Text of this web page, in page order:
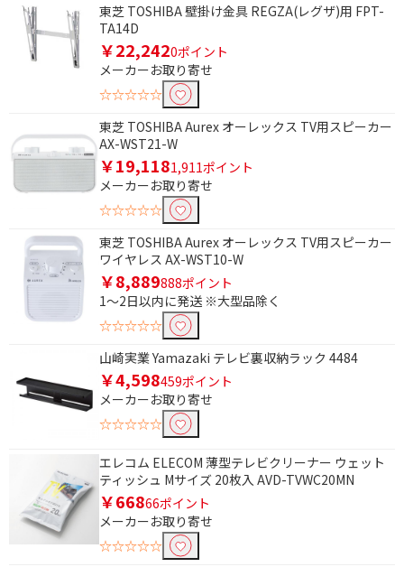
東芝 TOSHIBA 壁掛け金具 REGZA(レグザ)用 FPT-
TA14D
￥22,2420ポイント
メーカーお取り寄せ
☆☆☆☆☆
東芝 TOSHIBA Aurex オーレックス TV用スピーカー
AX-WST21-W
￥19,1181,911ポイント
メーカーお取り寄せ
☆☆☆☆☆
東芝 TOSHIBA Aurex オーレックス TV用スピーカー
ワイヤレス AX-WST10-W
￥8,889888ポイント
1～2日以内に発送 ※大型品除く
☆☆☆☆☆
山崎実業 Yamazaki テレビ裏収納ラック 4484
￥4,598459ポイント
メーカーお取り寄せ
☆☆☆☆☆
エレコム ELECOM 薄型テレビクリーナー ウェット
ティッシュ Mサイズ 20枚入 AVD-TVWC20MN
￥66866ポイント
メーカーお取り寄せ
☆☆☆☆☆
条件で絞り込む
フリーワードで絞り込む
除外する
除外する にチェックを入れると、指定したワード
を除外して検索します。
価格で絞り込む
円
電源方式で絞り込む
AC電源